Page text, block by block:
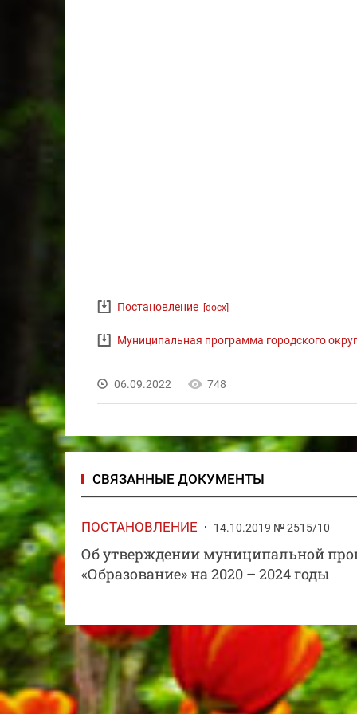
Постановление [docx]
Муниципальная программа городского
06.09.2022 748
СВЯЗАННЫЕ ДОКУМЕНТЫ
ПОСТАНОВЛЕНИЕ 14.10.2019 № 2515/10
Об утверждении муниципальной
«Образование» на 2020 – 2024 годы